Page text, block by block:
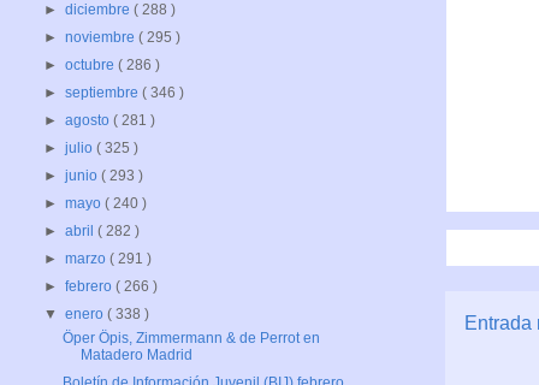
Entrada
►diciembre( 288 )
►noviembre( 295 )
►octubre( 286 )
►septiembre( 346 )
►agosto( 281 )
►julio( 325 )
►junio( 293 )
►mayo( 240 )
►abril( 282 )
►marzo( 291 )
►febrero( 266 )
▼enero( 338 )
Öper Öpis, Zimmermann & de Perrot en
Matadero Madrid